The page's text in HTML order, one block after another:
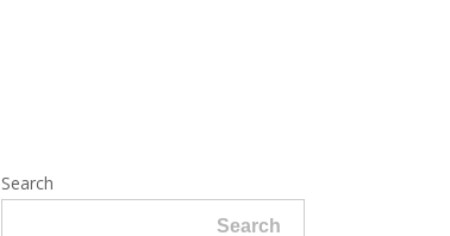
Search
Search